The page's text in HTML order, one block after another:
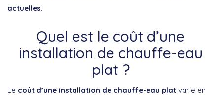
actuelles.
Quel est le coût d’une
installation de chauffe-eau
plat ?
Le coût d’une installation de chauffe-eau plat varie en